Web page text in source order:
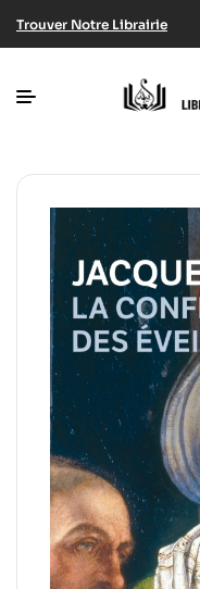
Trouver Notre Librairie